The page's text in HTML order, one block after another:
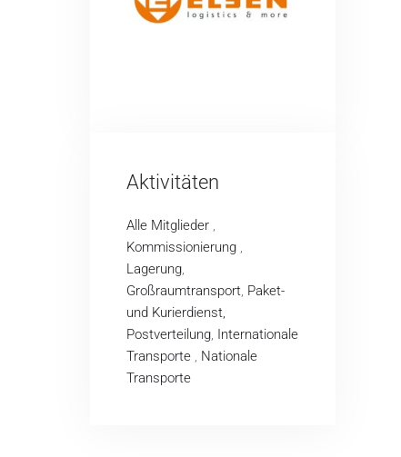
Aktivitäten
Alle Mitglieder ,
Kommissionierung ,
Lagerung,
Großraumtransport, Paket-
und Kurierdienst,
Postverteilung, Internationale
Transporte , Nationale
Transporte